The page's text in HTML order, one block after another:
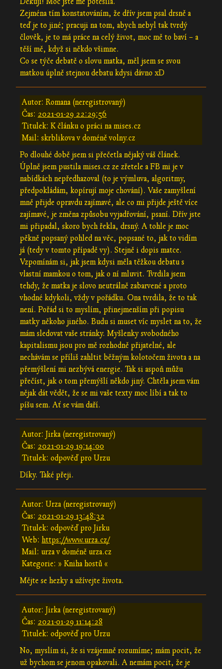
Zejména tím konstatováním, že dřív jsem psal drsně a
teď je to jiné; pracuji na tom, abych nebyl tak tvrdý
člověk, je to má práce na celý život, moc mě to baví – a
těší mě, když si někdo všimne.
Co se týče debatě o slovu matka, měl jsem se svou
matkou úplně stejnou debatu kdysi dávno xD
Autor: Romana (neregistrovaný)
Čas: 2021-01-29 22:29:56
Titulek: K článku o práci na mises.cz
Mail: skrblikova v doméně volny.cz
Po dlouhé době jsem si přečetla nějaký váš článek.
Úplně jsem pustila mises.cz ze zřetele a FB mi je v
nabídkách nepředhazoval (to je výmluva, algoritmy,
předpokládám, kopírují moje chování). Vaše zamyšlení
mně přijde opravdu zajímavé, ale co mi přijde ještě více
zajímavé, je změna způsobu vyjadřování, psaní. Dřív jste
mi připadal, skoro bych řekla, drsný. A tohle je moc
pěkně popsaný pohled na věc, popsané to, jak to vidím
já (tedy v tomto případě vy). Stejně i dopis matce.
Vzpomínám si, jak jsem kdysi měla těžkou debatu s
vlastní mamkou o tom, jak o ní mluvit. Tvrdila jsem
tehdy, že matka je slovo neutrálně zabarvené a proto
vhodné kdykoli, vždy v pořádku. Ona tvrdila, že to tak
není. Pořád si to myslím, přinejmenším při popisu
matky někoho jiného. Budu si muset víc myslet na to, že
mám sledovat vaše stránky. Myšlenky svobodného
kapitalismu jsou pro mě rozhodně přijatelné, ale
nechávám se příliš zahltit běžným kolotočem života a na
přemýšlení mi nezbývá energie. Tak si aspoň můžu
přečíst, jak o tom přemýšlí někdo jiný. Chtěla jsem vám
nějak dát vědět, že se mi vaše texty moc líbí a tak to
píšu sem. Ať se vám daří.
Autor: Jirka (neregistrovaný)
Čas: 2021-01-29 19:14:00
Titulek: odpověď pro Urzu
Díky. Také přeji.
Autor: Urza (neregistrovaný)
Čas: 2021-01-29 13:48:32
Titulek: odpověď pro Jirku
Web: https://www.urza.cz/
Mail: urza v doméně urza.cz
Kategorie: » Kniha hostů «
Mějte se hezky a užívejte života.
Autor: Jirka (neregistrovaný)
Čas: 2021-01-29 11:14:28
Titulek: odpověď pro Urzu
No, myslím si, že si vzájemně rozumíme; mám pocit, že
už bychom se jenom opakovali. A nemám pocit, že je